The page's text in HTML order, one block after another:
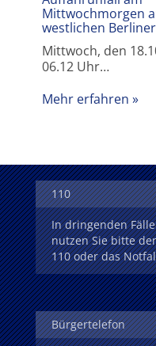
Mittwochmorgen
westlichen
Mittwoch, den
06.12 Uhr…
Mehr erfahren
110
In dringenden
nutzen Sie bitte
110 oder das
Bürgertelefon